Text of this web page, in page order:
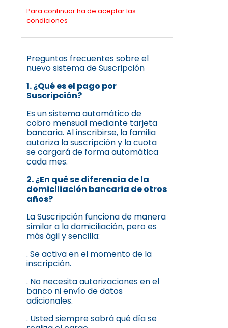
Para continuar ha de aceptar las
condiciones
Preguntas frecuentes sobre el
nuevo sistema de Suscripción
1. ¿Qué es el pago por
Suscripción?
Es un sistema automático de
cobro mensual mediante tarjeta
bancaria. Al inscribirse, la familia
autoriza la suscripción y la cuota
se cargará de forma automática
cada mes.
2. ¿En qué se diferencia de la
domiciliación bancaria de otros
años?
La Suscripción funciona de manera
similar a la domiciliación, pero es
más ágil y sencilla:
. Se activa en el momento de la
inscripción.
. No necesita autorizaciones en el
banco ni envío de datos
adicionales.
. Usted siempre sabrá qué día se